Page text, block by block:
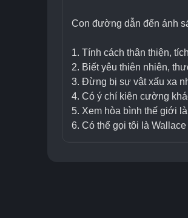
Con đường dẫn đến ánh
1. Tính cách thân thiện,
2. Biết yêu thiên nhiên,
3. Đừng bị sự vật xấu xa
4. Có ý chí kiên cường
5. Xem hòa bình thế giới
6. Có thể gọi tôi là Wallace